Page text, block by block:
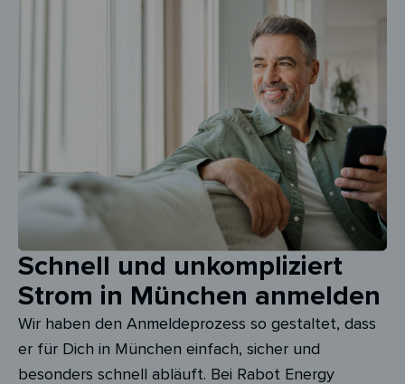
Schnell und unkompliziert
Strom in München anmelden
Wir haben den Anmeldeprozess so gestaltet, dass
er für Dich in München einfach, sicher und
besonders schnell abläuft. Bei Rabot Energy